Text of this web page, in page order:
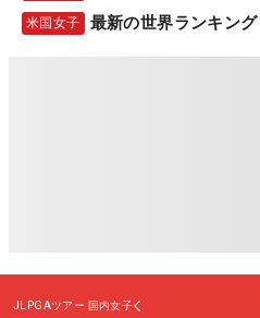
米国女子 最新の世界ランキング
JLPGAツアー 国内女子